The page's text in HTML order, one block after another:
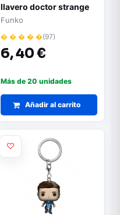
llavero doctor strange
multiverso de la locura
wong 60912
Funko
� � � � �(97)
6,40 €
Más de 20 unidades
Añadir al carrito